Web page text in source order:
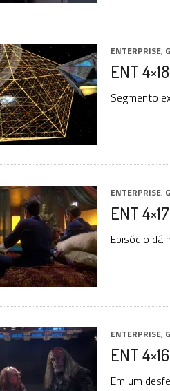
ENTERPRISE,
ENT
Segmento
ENTERPRISE,
ENT
Episódio dá
ENTERPRISE,
ENT
Em um